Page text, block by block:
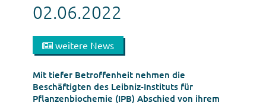
02.06.2022
weitere News
Mit tiefer Betroffenheit nehmen die
Beschäftigten des Leibniz-Instituts für
Pflanzenbiochemie (IPB) Abschied von ihrem